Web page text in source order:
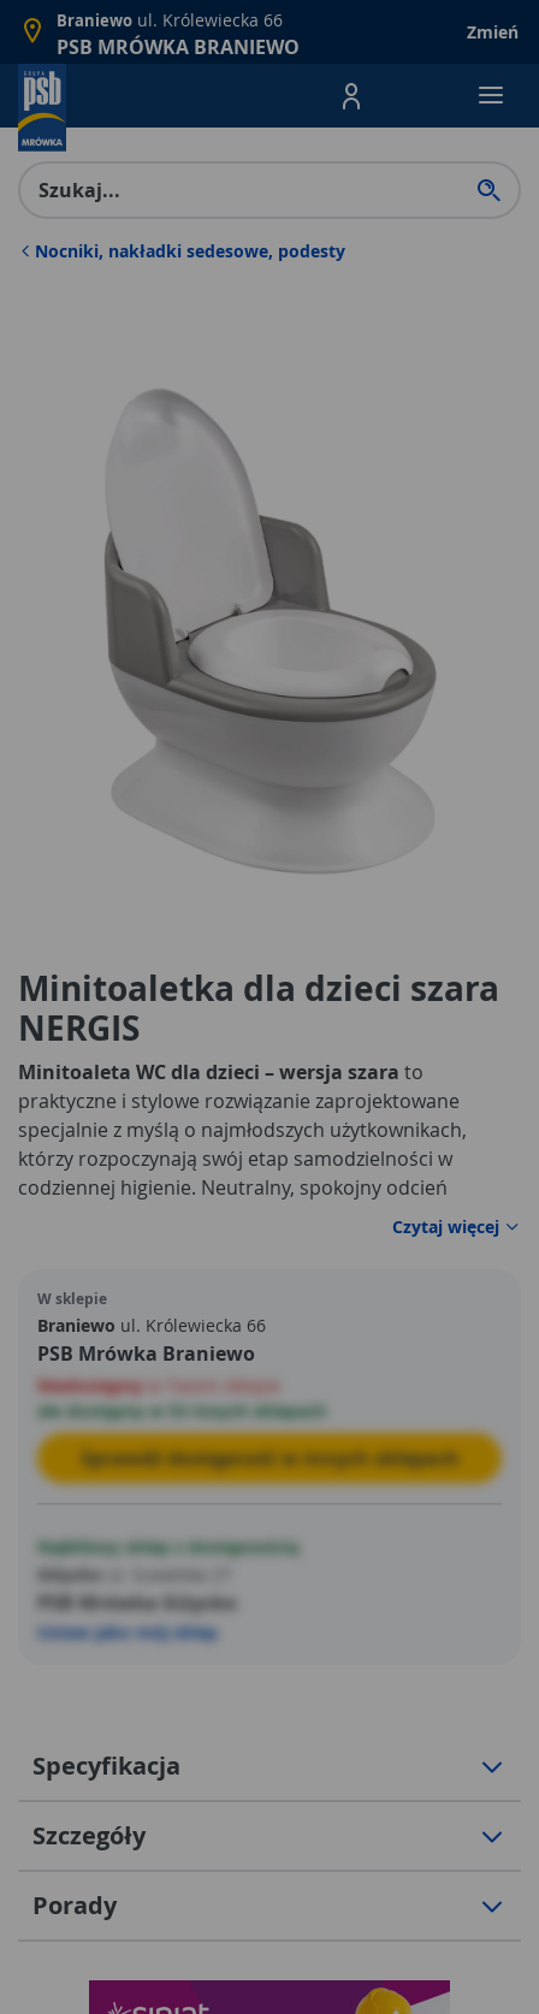
Braniewo ul. Królewiecka 66
PSB MRÓWKA BRANIEWO
Zmień
Menu Produktów,
Nocniki, nakładki sedesowe, podesty
Minitoaletka dla dzieci szara
NERGIS
Minitoaleta WC dla dzieci – wersja szara to
praktyczne i stylowe rozwiązanie zaprojektowane
specjalnie z myślą o najmłodszych użytkownikach,
którzy rozpoczynają swój etap samodzielności w
codziennej higienie. Neutralny, spokojny odcień
szarości doskonale wpisuje się w nowoczesne aranżacje
łazienek i toalet, a jednocześnie nie dominuje
w użytkowaniu.
Czytaj więcej
W sklepie
Braniewo ul. Królewiecka 66
PSB Mrówka Braniewo
Niedostępny
ale dostępny w 53 innych sklepach
Sprawdź dostępność w innych sklepach
Najbliższy sklep z dostępnością
Giżycko
PSB Mrówka Giżycko
Ustaw jako mój sklep
Specyfikacja
Szczegóły
Porady